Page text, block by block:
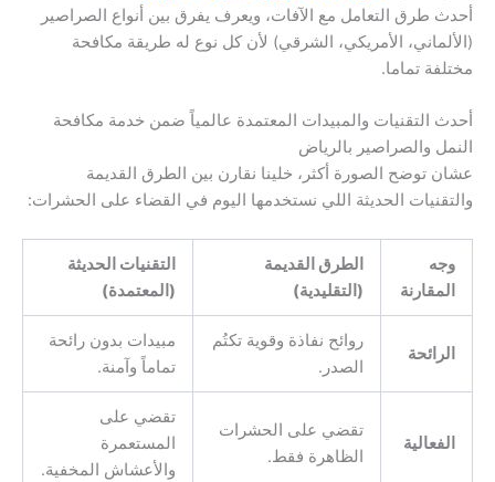
أحدث طرق التعامل مع الآفات، ويعرف يفرق بين أنواع الصراصير
(الألماني، الأمريكي، الشرقي) لأن كل نوع له طريقة مكافحة
مختلفة تماما.
أحدث التقنيات والمبيدات المعتمدة عالمياً ضمن خدمة مكافحة
النمل والصراصير بالرياض
عشان توضح الصورة أكثر، خلينا نقارن بين الطرق القديمة
والتقنيات الحديثة اللي نستخدمها اليوم في القضاء على الحشرات:
وجه
المقارنة
الطرق القديمة
(التقليدية)
التقنيات الحديثة
(المعتمدة)
الرائحة
روائح نفاذة وقوية تكتُم
الصدر.
مبيدات بدون رائحة
تماماً وآمنة.
الفعالية
تقضي على الحشرات
الظاهرة فقط.
تقضي على
المستعمرة
والأعشاش المخفية.